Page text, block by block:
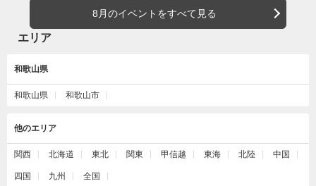
8月のイベントをすべて見る
エリア
和歌山県
和歌山県 和歌山市
他のエリア
関西 北海道 東北 関東 甲信越 東海 北陸 中国
四国 九州 全国